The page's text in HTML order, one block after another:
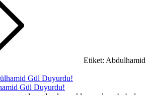
Etiket: Abdulhamid
Gül Duyurdu!